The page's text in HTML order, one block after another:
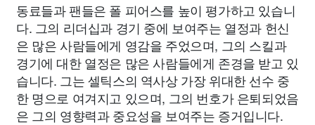
동료들과 팬들은 폴 피어스를 높이 평가하고 있습니
다. 그의 리더십과 경기 중에 보여주는 열정과 헌신
은 많은 사람들에게 영감을 주었으며, 그의 스킬과
경기에 대한 열정은 많은 사람들에게 존경을 받고 있
습니다. 그는 셀틱스의 역사상 가장 위대한 선수 중
한 명으로 여겨지고 있으며, 그의 번호가 은퇴되었음
은 그의 영향력과 중요성을 보여주는 증거입니다.